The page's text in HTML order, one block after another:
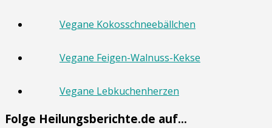
Vegane Kokosschneebällchen
Vegane Feigen-Walnuss-Kekse
Vegane Lebkuchenherzen
Folge Heilungsberichte.de auf...